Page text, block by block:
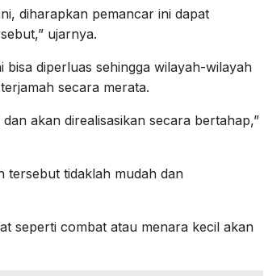
diharapkan pemancar ini dapat
ujarnya.
diperluas sehingga wilayah-wilayah
secara merata.
akan direalisasikan secara bertahap,”
tersebut tidaklah mudah dan
seperti combat atau menara kecil akan